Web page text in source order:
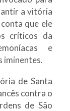
a vitória
que ele
críticos da
e
iminentes.
de Santa
contra o
de São